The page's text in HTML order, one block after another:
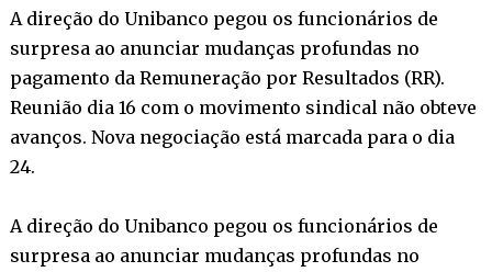
A direção do Unibanco pegou os funcionários de
surpresa ao anunciar mudanças profundas no
pagamento da Remuneração por Resultados (RR).
Reunião dia 16 com o movimento sindical não obteve
avanços. Nova negociação está marcada para o dia
24.
A direção do Unibanco pegou os funcionários de
surpresa ao anunciar mudanças profundas no